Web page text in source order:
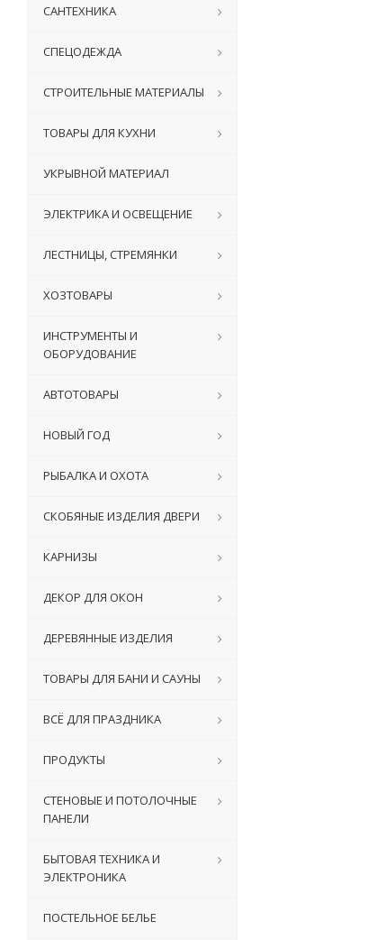
САНТЕХНИКА
СПЕЦОДЕЖДА
СТРОИТЕЛЬНЫЕ МАТЕРИАЛЫ
ТОВАРЫ ДЛЯ КУХНИ
УКРЫВНОЙ МАТЕРИАЛ
ЭЛЕКТРИКА И ОСВЕЩЕНИЕ
ЛЕСТНИЦЫ, СТРЕМЯНКИ
ХОЗТОВАРЫ
ИНСТРУМЕНТЫ И
ОБОРУДОВАНИЕ
АВТОТОВАРЫ
НОВЫЙ ГОД
РЫБАЛКА И ОХОТА
СКОБЯНЫЕ ИЗДЕЛИЯ ДВЕРИ
КАРНИЗЫ
ДЕКОР ДЛЯ ОКОН
ДЕРЕВЯННЫЕ ИЗДЕЛИЯ
ТОВАРЫ ДЛЯ БАНИ И САУНЫ
ВСЁ ДЛЯ ПРАЗДНИКА
ПРОДУКТЫ
СТЕНОВЫЕ И ПОТОЛОЧНЫЕ
ПАНЕЛИ
БЫТОВАЯ ТЕХНИКА И
ЭЛЕКТРОНИКА
ПОСТЕЛЬНОЕ БЕЛЬЕ